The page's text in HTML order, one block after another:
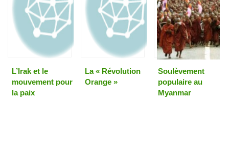
L’Irak et le
mouvement pour
la paix
La « Révolution
Orange »
Soulèvement
populaire au
Myanmar